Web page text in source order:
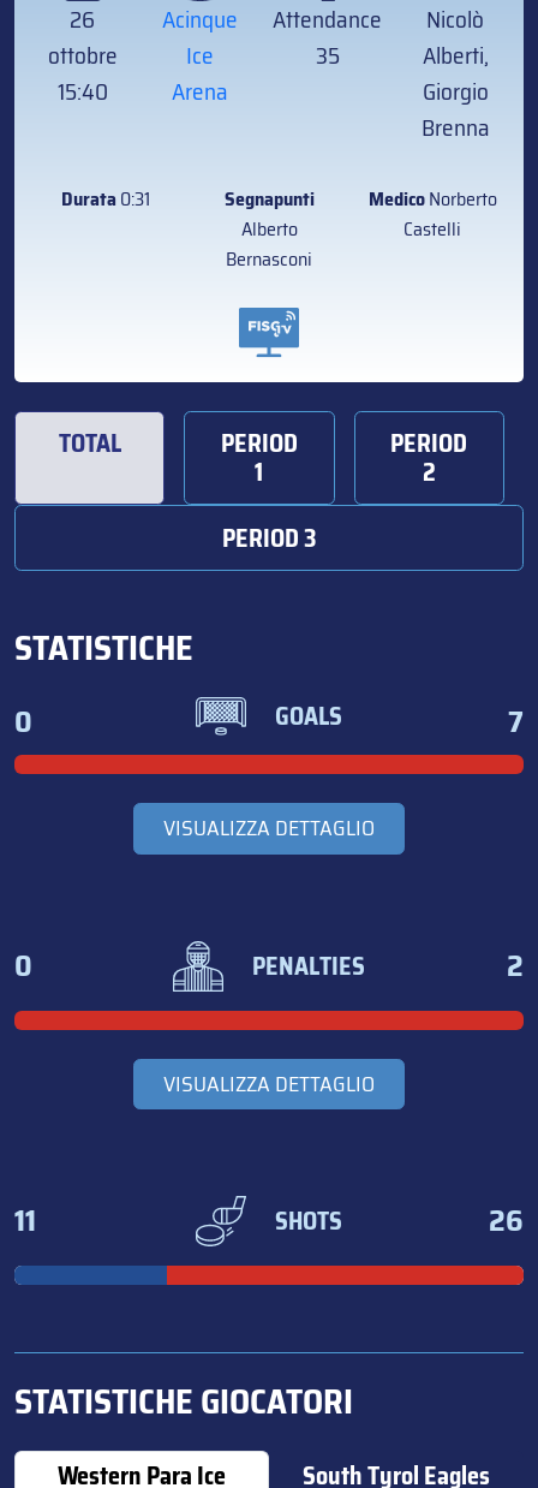
26
ottobre
15:40
Acinque
Ice
Arena
Attendance
35
Nicolò
Alberti,
Giorgio
Brenna
Durata0:31
Segnapunti
Alberto
Bernasconi
MedicoNorberto
Castelli
TOTAL PERIOD
1
PERIOD
2
PERIOD 3
STATISTICHE
0 GOALS 7
VISUALIZZA DETTAGLIO
0 PENALTIES 2
VISUALIZZA DETTAGLIO
11 SHOTS 26
STATISTICHE GIOCATORI
Western Para Ice South Tyrol Eagles